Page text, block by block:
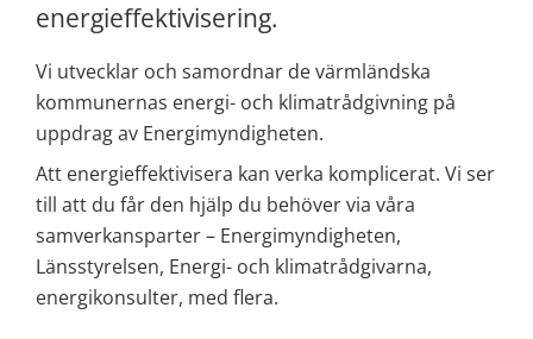
energieffektivisering.
Vi utvecklar och samordnar de värmländska
kommunernas energi- och klimatrådgivning på
uppdrag av Energimyndigheten.
Att energieffektivisera kan verka komplicerat. Vi ser
till att du får den hjälp du behöver via våra
samverkansparter – Energimyndigheten,
Länsstyrelsen, Energi- och klimatrådgivarna,
energikonsulter, med flera.